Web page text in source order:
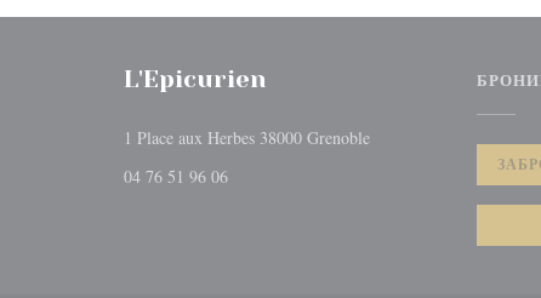
L'Epicurien
1 Place aux Herbes 38000 Grenoble((открывается в новом
04 76 51 96 06